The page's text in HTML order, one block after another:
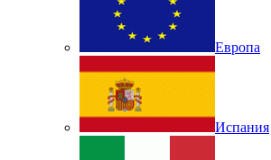
Европа
Испания